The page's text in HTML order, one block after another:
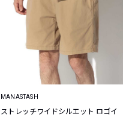
MANASTASH
ストレッチワイドシルエット ロゴイ